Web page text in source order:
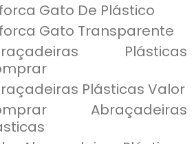
Gato De Plástico
Gato Transparente
Plásticas
Plásticas Valor
Abraçadeiras